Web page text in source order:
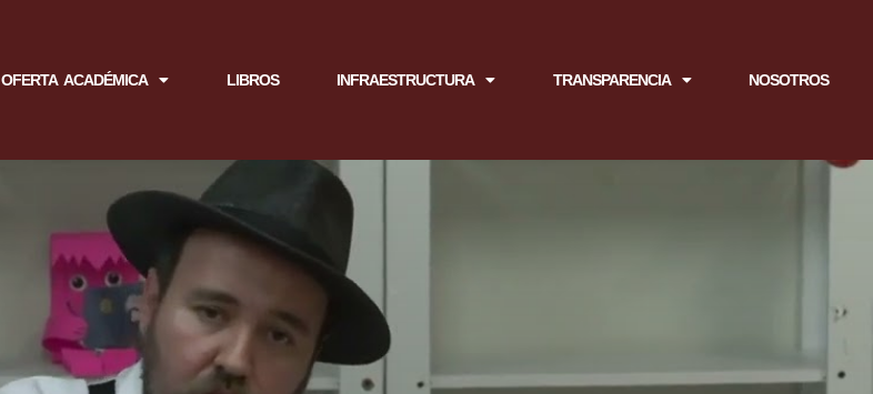
OFERTA ACADÉMICA LIBROS INFRAESTRUCTURA TRANSPARENCIA NOSOTROS